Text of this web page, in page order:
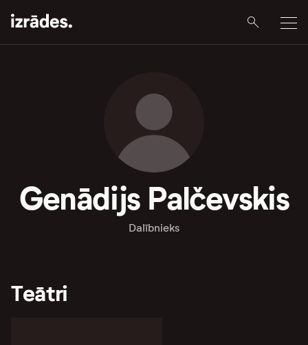
Genādijs Palčevskis
Dalībnieks
Teātri